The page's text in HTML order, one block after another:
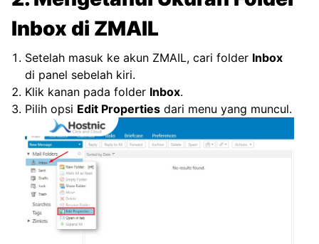
Inbox di ZMAIL
Setelah masuk ke akun ZMAIL, cari folder Inbox
di panel sebelah kiri.
Klik kanan pada folder Inbox.
Pilih opsi Edit Properties dari menu yang muncul.